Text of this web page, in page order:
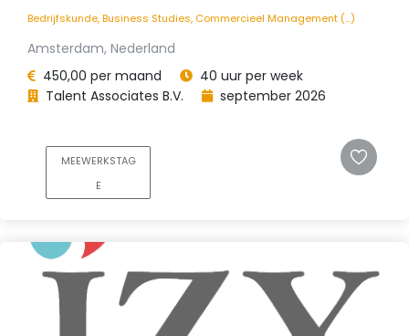
Bedrijfskunde, Business Studies, Commercieel Management (...)
Amsterdam, Nederland
450,00 per maand
40 uur per week
Talent Associates B.V.
september 2026
MEEWERKSTAG
E